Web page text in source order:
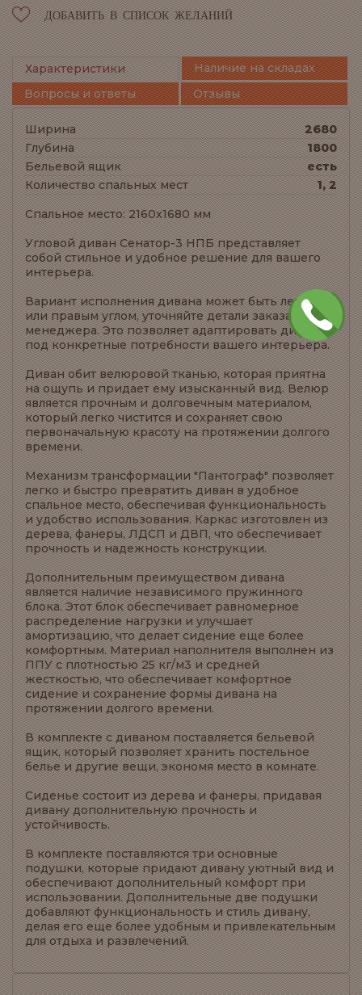
ДОБАВИТЬ В СПИСОК ЖЕЛАНИЙ
Характеристики
Наличие на складах
Вопросы и ответы
Отзывы
Ширина
2680
Глубина
1800
Бельевой ящик
есть
Количество спальных мест
1, 2
Спальное место: 2160x1680 мм
Угловой диван Сенатор-3 НПБ представляет
собой стильное и удобное решение для вашего
интерьера.
Вариант исполнения дивана может быть левым
или правым углом, уточняйте детали заказа у
менеджера. Это позволяет адаптировать диван
под конкретные потребности вашего интерьера.
Диван обит велюровой тканью, которая приятна
на ощупь и придает ему изысканный вид. Велюр
является прочным и долговечным материалом,
который легко чистится и сохраняет свою
первоначальную красоту на протяжении долгого
времени.
Механизм трансформации "Пантограф" позволяет
легко и быстро превратить диван в удобное
спальное место, обеспечивая функциональность
и удобство использования. Каркас изготовлен из
дерева, фанеры, ЛДСП и ДВП, что обеспечивает
прочность и надежность конструкции.
Дополнительным преимуществом дивана
является наличие независимого пружинного
блока. Этот блок обеспечивает равномерное
распределение нагрузки и улучшает
амортизацию, что делает сидение еще более
комфортным. Материал наполнителя выполнен из
ППУ с плотностью 25 кг/м3 и средней
жесткостью, что обеспечивает комфортное
сидение и сохранение формы дивана на
протяжении долгого времени.
В комплекте с диваном поставляется бельевой
ящик, который позволяет хранить постельное
белье и другие вещи, экономя место в комнате.
Сиденье состоит из дерева и фанеры, придавая
дивану дополнительную прочность и
устойчивость.
В комплекте поставляются три основные
подушки, которые придают дивану уютный вид и
обеспечивают дополнительный комфорт при
использовании. Дополнительные две подушки
добавляют функциональность и стиль дивану,
делая его еще более удобным и привлекательным
для отдыха и развлечений.